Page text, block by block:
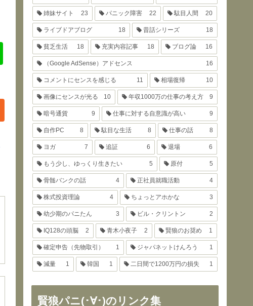
姉妹サイト 23 パニック障害 22 駄目人間 20
ライブドアブログ 18 昔話シリーズ 18
貧乏生活 18 充実内容記事 18 ブログ論 16
（Google AdSense）アドセンス 16
コメントにセンスを感じる 11 相場復帰 10
画像にセンスが光る 10 年収1000万の仕事の考え方 9
暗号通貨 9 仕事に対する自意識が高い 9
自作PC 8 駄目な生活 8 仕事の話 8
ヨガ 7 追証 6 退場 6
もう少し、ゆっくり生きたい 5 原付 5
骨髄バンクの話 4 正社員就職活動 4
株式投資理論 4 ちょっとアホかな 3
幼少期のパニたん 3 ビル・クリントン 2
IQ128の頭脳 2 青木小夜子 2 賢狼のお奨め 1
確定申告（先物取引） 1 ジャパネットけんろう 1
減量 1 韓国 1 二日間で1200万円の損失 1
賢狼パニ(･∀･)のリンク集